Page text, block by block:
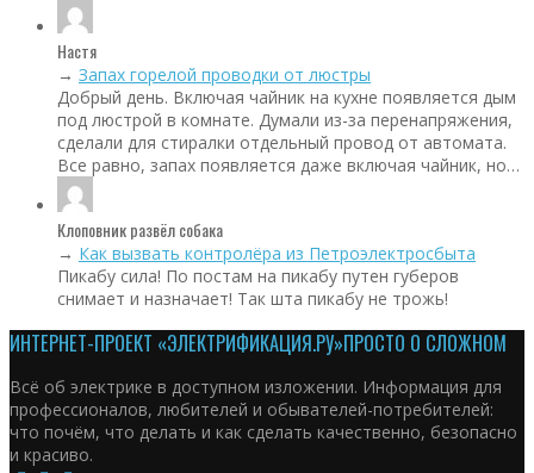
Настя
→ Запах горелой проводки от люстры
Добрый день. Включая чайник на кухне появляется дым
под люстрой в комнате. Думали из-за перенапряжения,
сделали для стиралки отдельный провод от автомата.
Все равно, запах появляется даже включая чайник, но…
Клоповник развёл собака
→ Как вызвать контролёра из Петроэлектросбыта
Пикабу сила! По постам на пикабу путен губеров
снимает и назначает! Так шта пикабу не трожь!
ИНТЕРНЕТ-ПРОЕКТ «ЭЛЕКТРИФИКАЦИЯ.РУ»ПРОСТО О СЛОЖНОМ
Всё об электрике в доступном изложении. Информация для
профессионалов, любителей и обывателей-потребителей:
что почём, что делать и как сделать качественно, безопасно
и красиво.